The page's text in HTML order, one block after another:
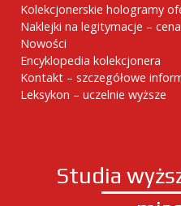
Kolekcjonerskie hologramy
Naklejki na legitymacje – cena
Nowości
Encyklopedia kolekcjonera
Kontakt – szczegółowe
Leksykon – uczelnie wyższe
Studia